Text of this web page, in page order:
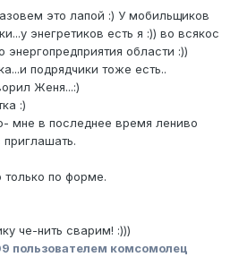
это лапой :) У мобильщиков
энегретиков есть я :)) во всякос
энергопредприятия области :))
подрядчики тоже есть..
Женя...:)
:)
мне в последнее время лениво
только по форме.
че-нить сварим! :)))
пользователем комсомолец